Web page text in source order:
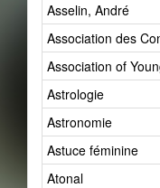
Asselin, André
Association des
Association of
Astrologie
Astronomie
Astuce féminine
Atonal